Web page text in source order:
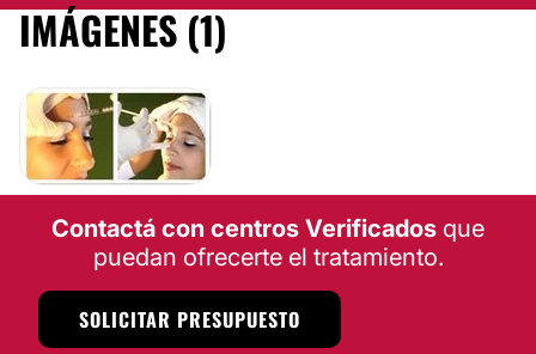
IMÁGENES (1)
Contactá con centros Verificados que
puedan ofrecerte el tratamiento.
SOLICITAR PRESUPUESTO